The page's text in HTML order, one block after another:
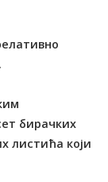
бирачких
листића који